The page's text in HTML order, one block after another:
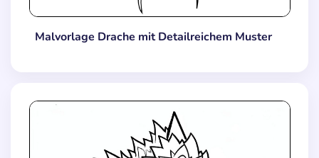
Malvorlage Drache mit Detailreichem Muster